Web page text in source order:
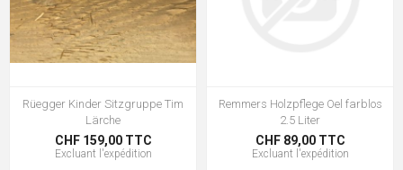
Rüegger Kinder Sitzgruppe Tim
Lärche
CHF 159,00 TTC
Excluant l'expédition
Remmers Holzpflege Oel farblos
2.5 Liter
CHF 89,00 TTC
Excluant l'expédition